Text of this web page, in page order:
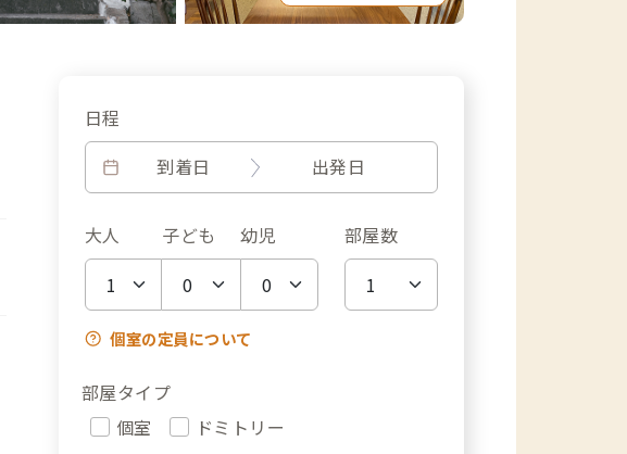
日程
到着日
出発日
大人 子ども 幼児 部屋数
個室の定員について
部屋タイプ
個室
ドミトリー